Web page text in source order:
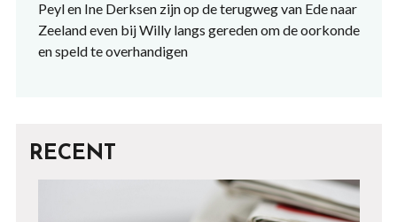
Peyl en Ine Derksen zijn op de terugweg van Ede naar
Zeeland even bij Willy langs gereden om de oorkonde
en speld te overhandigen
RECENT